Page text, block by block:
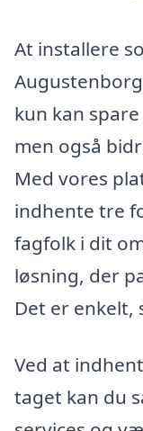
At installere
kun kan
men også
Med vores
indhente tre
fagfolk i dit
løsning, der
Det er
Ved at
taget kan du